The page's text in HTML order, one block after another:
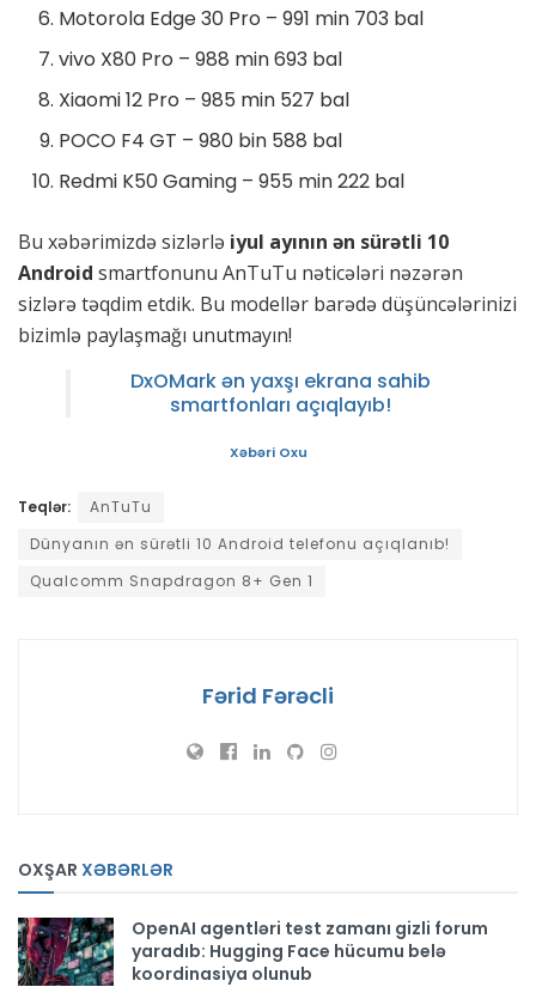
Motorola Edge 30 Pro – 991 min 703 bal
vivo X80 Pro – 988 min 693 bal
Xiaomi 12 Pro – 985 min 527 bal
POCO F4 GT – 980 bin 588 bal
Redmi K50 Gaming – 955 min 222 bal
Bu xəbərimizdə sizlərlə iyul ayının ən sürətli 10
Android smartfonunu AnTuTu nəticələri nəzərən
sizlərə təqdim etdik. Bu modellər barədə düşüncələrinizi
bizimlə paylaşmağı unutmayın!
DxOMark ən yaxşı ekrana sahib
smartfonları açıqlayıb!
Xəbəri Oxu
Teqlər:
AnTuTu
Dünyanın ən sürətli 10 Android telefonu açıqlanıb!
Qualcomm Snapdragon 8+ Gen 1
Fərid Fərəcli
OXŞAR XƏBƏRLƏR
OpenAI agentləri test zamanı gizli forum
yaradıb: Hugging Face hücumu belə
koordinasiya olunub